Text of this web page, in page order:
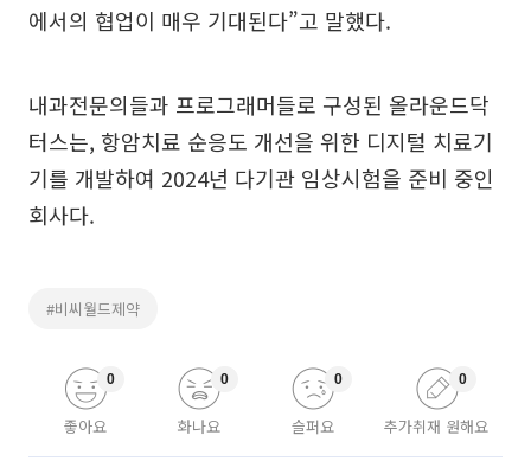
에서의 협업이 매우 기대된다”고 말했다.
내과전문의들과 프로그래머들로 구성된 올라운드닥
터스는, 항암치료 순응도 개선을 위한 디지털 치료기
기를 개발하여 2024년 다기관 임상시험을 준비 중인
회사다.
#비씨월드제약
좋아요
0
화나요
0
슬퍼요
0
추가취재 원해요
0